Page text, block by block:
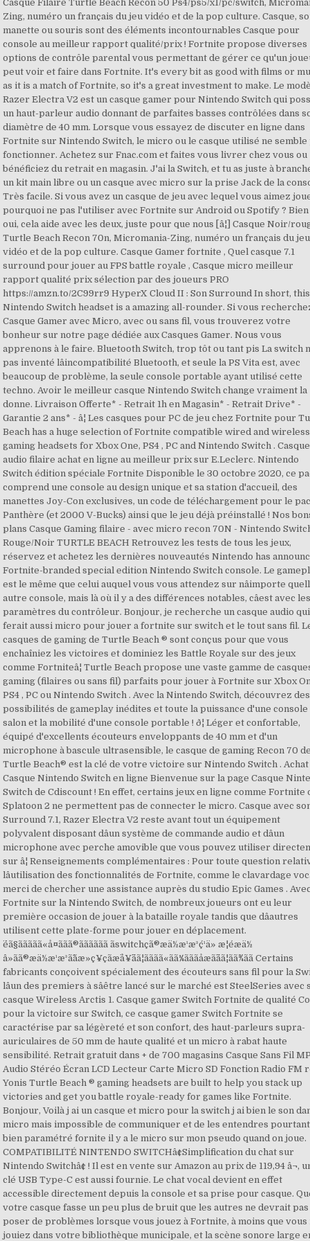
Casque Filaire Turtle Beach Recon 50 Ps4/ps5/x1/pc/switch,
Zing, numéro un français du jeu vidéo et de la pop culture. Casque,
manette ou souris sont des éléments incontournables Casque pour
console au meilleur rapport qualité/prix ! Fortnite propose diverses
options de contrôle parental vous permettant de gérer ce qu'un
peut voir et faire dans Fortnite. It's every bit as good with films or
as it is a match of Fortnite, so it's a great investment to make. Le
Razer Electra V2 est un casque gamer pour Nintendo Switch qui
un haut-parleur audio donnant de parfaites basses contrôlées dans
diamètre de 40 mm. Lorsque vous essayez de discuter en ligne dans
Fortnite sur Nintendo Switch, le micro ou le casque utilisé ne semble
fonctionner. Achetez sur Fnac.com et faites vous livrer chez vous ou
bénéficiez du retrait en magasin. J'ai la Switch, et tu as juste à
un kit main libre ou un casque avec micro sur la prise Jack de la
Très facile. Si vous avez un casque de jeu avec lequel vous aimez
pourquoi ne pas l'utiliser avec Fortnite sur Android ou Spotify ? Bien
oui, cela aide avec les deux, juste pour que nous [â¦] Casque Noir/
Turtle Beach Recon 70n, Micromania-Zing, numéro un français du jeu
vidéo et de la pop culture. Casque Gamer fortnite , Quel casque 7.1
surround pour jouer au FPS battle royale , Casque micro meilleur
rapport qualité prix sélection par des joueurs PRO
https://amzn.to/2C99rr9 HyperX Cloud II : Son Surround In short, this
Nintendo Switch headset is a amazing all-rounder. Si vous
Casque Gamer avec Micro, avec ou sans fil, vous trouverez votre
bonheur sur notre page dédiée aux Casques Gamer. Nous vous
apprenons à le faire. Bluetooth Switch, trop tôt ou tant pis La switch
pas inventé lâincompatibilité Bluetooth, et seule la PS Vita est, avec
beaucoup de problème, la seule console portable ayant utilisé cette
techno. Avoir le meilleur casque Nintendo Switch change vraiment la
donne. Livraison Offerte* - Retrait 1h en Magasin* - Retrait Drive* -
Garantie 2 ans* - â¦ Les casques pour PC de jeu chez Fortnite pour
Beach has a huge selection of Fortnite compatible wired and wireless
gaming headsets for Xbox One, PS4 , PC and Nintendo Switch . Casque
audio filaire achat en ligne au meilleur prix sur E.Leclerc. Nintendo
Switch édition spéciale Fortnite Disponible le 30 octobre 2020, ce
comprend une console au design unique et sa station d'accueil, des
manettes Joy-Con exclusives, un code de téléchargement pour le
Panthère (et 2000 V-Bucks) ainsi que le jeu déjà préinstallé ! Nos
plans Casque Gaming filaire - avec micro recon 70N - Nintendo
Rouge/Noir TURTLE BEACH Retrouvez les tests de tous les jeux,
réservez et achetez les dernières nouveautés Nintendo has
Fortnite-branded special edition Nintendo Switch console. Le
est le même que celui auquel vous vous attendez sur nâimporte
autre console, mais là où il y a des différences notables, câest avec
paramètres du contrôleur. Bonjour, je recherche un casque audio qui
ferait aussi micro pour jouer a fortnite sur switch et le tout sans fil.
casques de gaming de Turtle Beach ® sont conçus pour que vous
enchaîniez les victoires et dominiez les Battle Royale sur des jeux
comme Fortniteâ¦ Turtle Beach propose une vaste gamme de
gaming (filaires ou sans fil) parfaits pour jouer à Fortnite sur Xbox
PS4 , PC ou Nintendo Switch . Avec la Nintendo Switch, découvrez des
possibilités de gameplay inédites et toute la puissance d'une console
salon et la mobilité d'une console portable ! ð¦ Léger et confortable,
équipé d'excellents écouteurs enveloppants de 40 mm et d'un
microphone à bascule ultrasensible, le casque de gaming Recon 70
Turtle Beach® est la clé de votre victoire sur Nintendo Switch . Achat
Casque Nintendo Switch en ligne Bienvenue sur la page Casque
Switch de Cdiscount ! En effet, certains jeux en ligne comme Fortnite
Splatoon 2 ne permettent pas de connecter le micro. Casque avec
Surround 7.1, Razer Electra V2 reste avant tout un équipement
polyvalent disposant dâun système de commande audio et dâun
microphone avec perche amovible que vous pouvez utiliser
sur â¦ Renseignements complémentaires : Pour toute question
lâutilisation des fonctionnalités de Fortnite, comme le clavardage
merci de chercher une assistance auprès du studio Epic Games .
Fortnite sur la Nintendo Switch, de nombreux joueurs ont eu leur
première occasion de jouer à la bataille royale tandis que dâautres
utilisent cette plate-forme pour jouer en déplacement.
¨éã§ããããã«å¤ããã®ãããããã ãswitchçã®æä½æ¹æ³ç´¹ä» æ¦éæä½
â»ãã®æä½æ¹æ³ã¯ãæ»ç¥ç­ãæ¨å¥¨ãã¦ãããã«ãã¼ãã­ãåæã¨ãã¦ãã¾ãã Certains
fabricants conçoivent spécialement des écouteurs sans fil pour la
lâun des premiers à sâêtre lancé sur le marché est SteelSeries avec
casque Wireless Arctis 1. Casque gamer Switch Fortnite de qualité
pour la victoire sur Switch, ce casque gamer Switch Fortnite se
caractérise par sa légèreté et son confort, des haut-parleurs supra-
auriculaires de 50 mm de haute qualité et un micro à rabat haute
sensibilité. Retrait gratuit dans + de 700 magasins Casque Sans Fil
Audio Stéréo Écran LCD Lecteur Carte Micro SD Fonction Radio FM
Yonis Turtle Beach ® gaming headsets are built to help you stack up
victories and get you battle royale-ready for games like Fortnite.
Bonjour, Voilà j ai un casque et micro pour la switch j ai bien le son
micro mais impossible de communiquer et de les entendres
bien paramétré fornite il y a le micro sur mon pseudo quand on joue.
COMPATIBILITÉ NINTENDO SWITCHâ¢Simplification du chat sur
Nintendo Switchâ¢ ! Il est en vente sur Amazon au prix de 119,94 â¬,
clé USB Type-C est aussi fournie. Le chat vocal devient en effet
accessible directement depuis la console et sa prise pour casque.
votre casque fasse un peu plus de bruit que les autres ne devrait pas
poser de problèmes lorsque vous jouez à Fortnite, à moins que vous
jouiez dans votre bibliothèque municipale, et la scène sonore large